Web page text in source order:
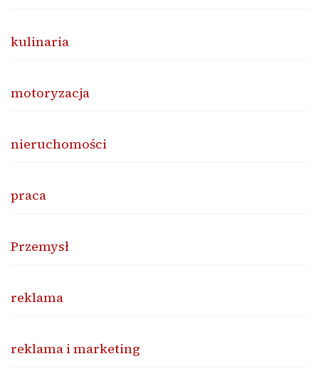
kulinaria
motoryzacja
nieruchomości
praca
Przemysł
reklama
reklama i marketing